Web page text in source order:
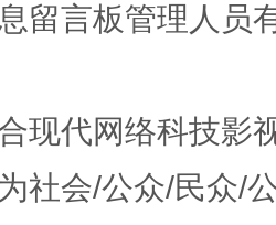
艺术幻境
留言板管理人员
现代网络科技影
社会/公众/民众/